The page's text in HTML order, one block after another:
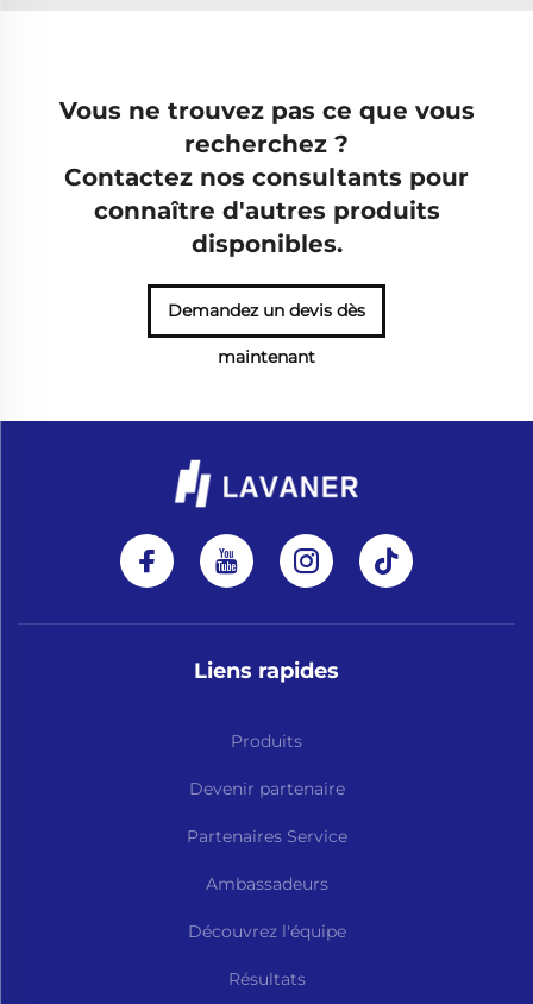
Vous ne trouvez pas ce que vous
recherchez ?
Contactez nos consultants pour
connaître d'autres produits
disponibles.
Demandez un devis dès
maintenant
Liens rapides
Produits
Devenir partenaire
Partenaires Service
Ambassadeurs
Découvrez l'équipe
Résultats